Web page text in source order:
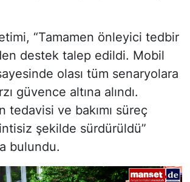
“Tamamen önleyici tedbir
destek talep edildi. Mobil
olası tüm senaryolara
güvence altına alındı.
tedavisi ve bakımı süreç
şekilde sürdürüldü”
bulundu.